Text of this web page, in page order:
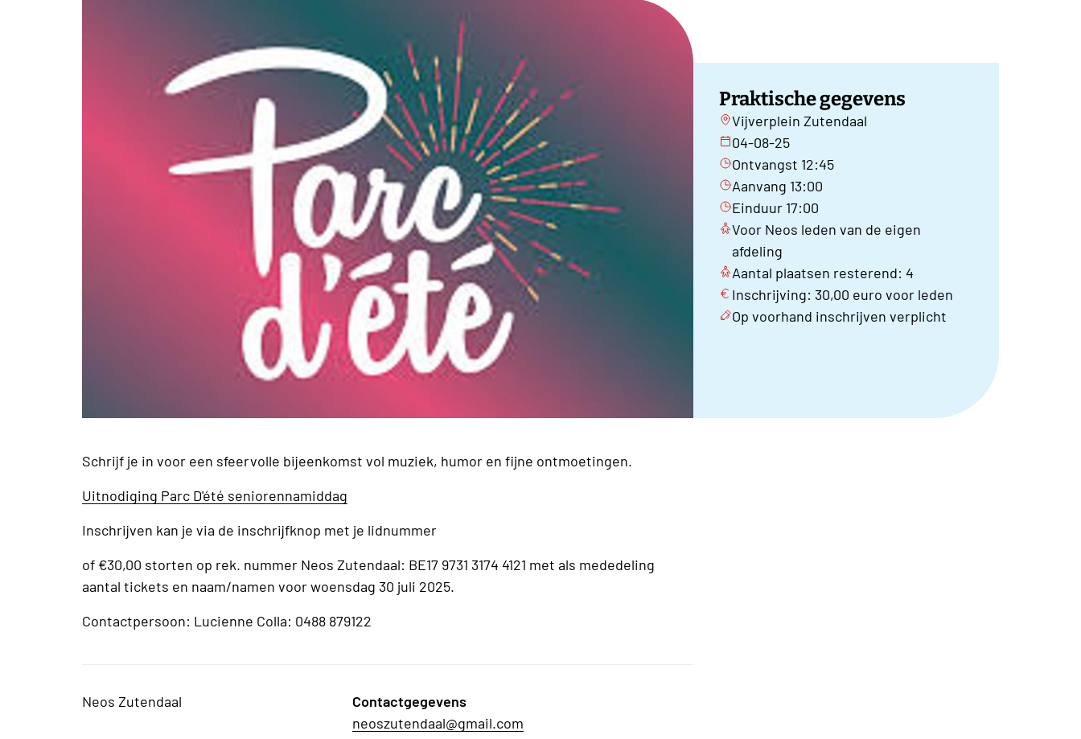
Praktische gegevens
Vijverplein Zutendaal
04-08-25
Ontvangst 12:45
Aanvang 13:00
Einduur 17:00
Voor Neos leden van de eigen
afdeling
Aantal plaatsen resterend: 4
Inschrijving: 30,00 euro voor leden
Op voorhand inschrijven verplicht
Schrijf je in voor een sfeervolle bijeenkomst vol muziek, humor en fijne ontmoetingen.
Uitnodiging Parc D'été seniorennamiddag
Inschrijven kan je via de inschrijfknop met je lidnummer
of €30,00 storten op rek. nummer Neos Zutendaal: BE17 9731 3174 4121 met als mededeling
aantal tickets en naam/namen voor woensdag 30 juli 2025.
Contactpersoon: Lucienne Colla: 0488 879122
Neos Zutendaal
Contactgegevens
neoszutendaal@gmail.com